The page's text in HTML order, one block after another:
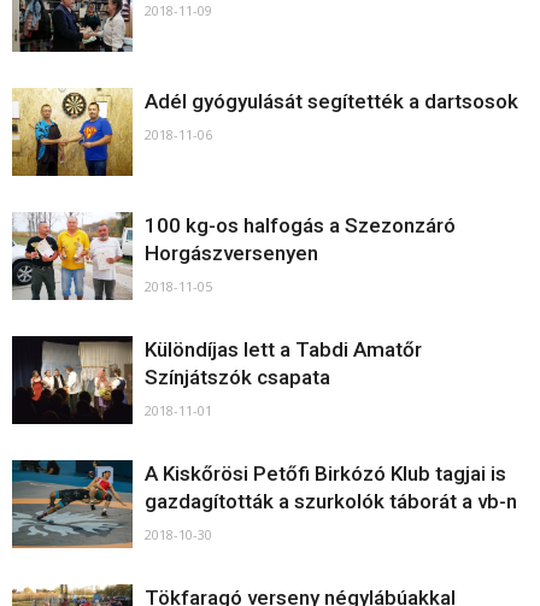
2018-11-09
Adél gyógyulását segítették a dartsosok
2018-11-06
100 kg-os halfogás a Szezonzáró
Horgászversenyen
2018-11-05
Különdíjas lett a Tabdi Amatőr
Színjátszók csapata
2018-11-01
A Kiskőrösi Petőfi Birkózó Klub tagjai is
gazdagították a szurkolók táborát a vb-n
2018-10-30
Tökfaragó verseny négylábúakkal